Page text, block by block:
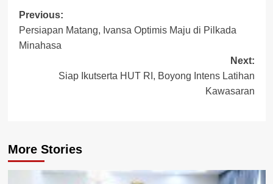
Post
navigation
Previous:
Persiapan Matang, Ivansa Optimis Maju di Pilkada
Minahasa
Next:
Siap Ikutserta HUT RI, Boyong Intens Latihan
Kawasaran
More Stories